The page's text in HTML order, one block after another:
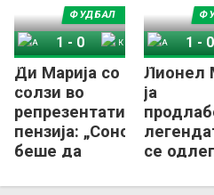
Ди Марија со
солзи во
репрезентативна
пензија: „Сонот
беше да
ФУДБАЛ
Аргентина
1 - 0
Колумбија
Лионел
ја
се
Аргентина
1 - 0